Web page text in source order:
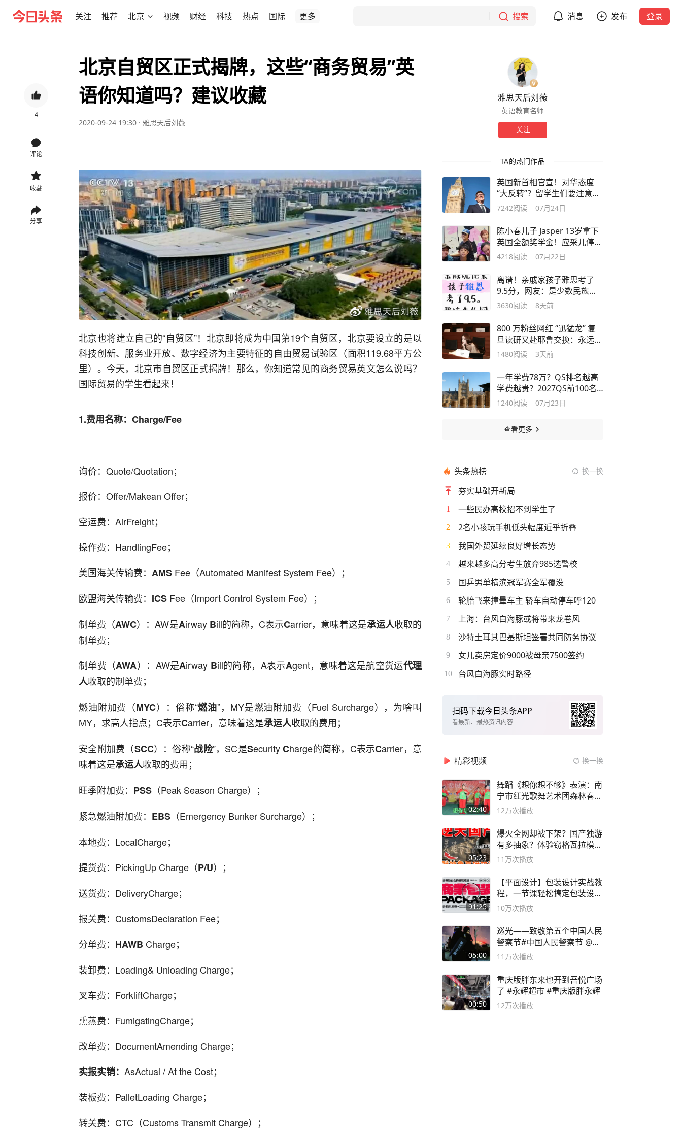
关注 推荐 北京 视频 财经 科技 热点 国际 更多 搜索 消息 发布 登录
4
评论
收藏
分享
北京自贸区正式揭牌，这些“商务贸易”英
语你知道吗？建议收藏
2020-09-24 19:30 · 雅思天后刘薇
北京也将建立自己的“自贸区”！北京即将成为中国第19个自贸区，北京要设立的是以
科技创新、服务业开放、数字经济为主要特征的自由贸易试验区（面积119.68平方公
里）。今天，北京市自贸区正式揭牌！那么，你知道常见的商务贸易英文怎么说吗？
国际贸易的学生看起来！
1.费用名称：Charge/Fee
询价：Quote/Quotation；
报价：Offer/Makean Offer；
空运费：AirFreight；
操作费：HandlingFee；
美国海关传输费： AMS Fee（Automated Manifest System Fee）；
欧盟海关传输费： ICS Fee（Import Control System Fee）；
制单费（AWC）：AW是Airway Bill的简称，C表示Carrier，意味着这是承运人收取的
制单费；
制单费（AWA）：AW是Airway Bill的简称，A表示Agent，意味着这是航空货运代理
人收取的制单费；
燃油附加费（MYC）：俗称“燃油”，MY是燃油附加费（Fuel Surcharge），为啥叫
MY，求高人指点；C表示Carrier，意味着这是承运人收取的费用；
安全附加费（SCC）：俗称“战险”，SC是SecurityCharge的简称，C表示Carrier，意
味着这是承运人收取的费用；
旺季附加费： PSS （Peak Season Charge）；
紧急燃油附加费： EBS （Emergency Bunker Surcharge）；
本地费：LocalCharge；
提货费：PickingUp Charge（P/U）；
送货费：DeliveryCharge；
报关费：CustomsDeclaration Fee；
分单费： HAWB Charge；
装卸费：Loading& Unloading Charge；
叉车费：ForkliftCharge；
熏蒸费：FumigatingCharge；
改单费：DocumentAmending Charge；
实报实销： AsActual / At the Cost；
装板费：PalletLoading Charge；
转关费：CTC（Customs Transmit Charge）；
雅思天后刘薇
英语教育名师
关注
TA的热门作品
英国新首相官宣！对华态度
“大反转”？留学生们要注意
了！
7242阅读 07月24日
陈小春儿子 Jasper 13岁拿下
英国全额奖学金！应采儿停工
陪读？
4218阅读 07月22日
离谱！亲戚家孩子雅思考了
9.5分，网友：是少数民族加
了0.5分吗？
3630阅读 8天前
800 万粉丝网红 “迅猛龙” 复
旦读研又赴耶鲁交换：永远别
停下学习
1480阅读 3天前
一年学费78万？QS排名越高
学费越贵？2027QS前100名
校学费暴涨！
1240阅读 07月23日
查看更多
头条热榜 换一换
夯实基础开新局
1 一些民办高校招不到学生了
2 2名小孩玩手机低头幅度近乎折叠
3 我国外贸延续良好增长态势
4 越来越多高分考生放弃985选警校
5 国乒男单横滨冠军赛全军覆没
6 轮胎飞来撞晕车主 轿车自动停车呼120
7 上海：台风白海豚或将带来龙卷风
8 沙特土耳其巴基斯坦签署共同防务协议
9 女儿卖房定价9000被母亲7500签约
10 台风白海豚实时路径
扫码下载今日头条APP
看最新、最热资讯内容
精彩视频 换一换
02:40
舞蹈《想你想不够》表演：南
宁市红光歌舞艺术团森林春红
舞蹈队。
12万次播放
05:23
爆火全网却被下架？国产独游
有多抽象？体验窃格瓦拉模拟
器！
11万次播放
91:25
【平面设计】包装设计实战教
程，一节课轻松搞定包装设计
流程！
10万次播放
05:00
巡光——致敬第五个中国人民
警察节#中国人民警察节 @抖
音小助手
11万次播放
00:50
重庆版胖东来也开到吾悦广场
了 #永辉超市 #重庆版胖永辉
12万次播放